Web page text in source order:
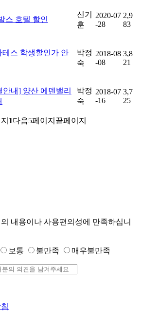
스 호텔 할인
신기
훈
2020-07
-28
2,9
83
스 학생할인가 안
박정
숙
2018-08
-08
3,8
21
내] 양산 에덴밸리
박정
숙
2018-07
-16
3,7
25
1다음5페이지 끝페이지
내용이나 사용편의성에 만족하십니
보통 불만족 매우불만족